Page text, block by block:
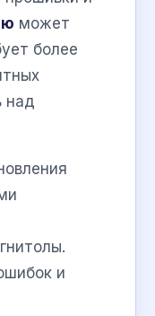
может
более
над
и